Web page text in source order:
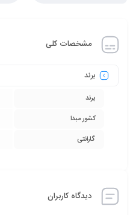
مشخصات کلی
برند
برند
کشور مبدا
گارانتی
دیدگاه کاربران